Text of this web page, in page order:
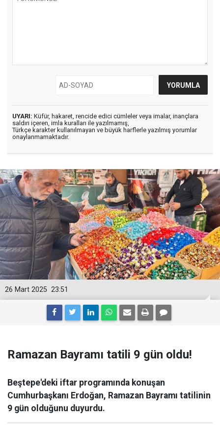
UYARI: Küfür, hakaret, rencide edici cümleler veya imalar, inançlara
saldırı içeren, imla kuralları ile yazılmamış,
Türkçe karakter kullanılmayan ve büyük harflerle yazılmış yorumlar
onaylanmamaktadır.
23:51
26 Mart 2025
Ramazan Bayramı tatili 9 gün oldu!
Beştepe'deki iftar programında konuşan
Cumhurbaşkanı Erdoğan, Ramazan Bayramı tatilinin
9 gün olduğunu duyurdu.